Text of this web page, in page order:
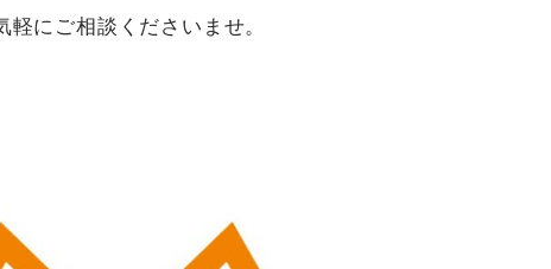
にご相談くださいませ。